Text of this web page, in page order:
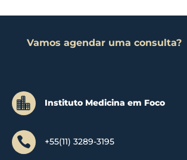
Vamos agendar uma consulta?
 Instituto Medicina em Foco
 +55(11) 3289-3195